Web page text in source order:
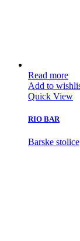
Read more
Add to
Quick View
RIO BAR
Barske stolice